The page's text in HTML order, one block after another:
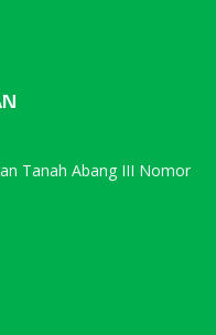
Tanah Abang III Nomor